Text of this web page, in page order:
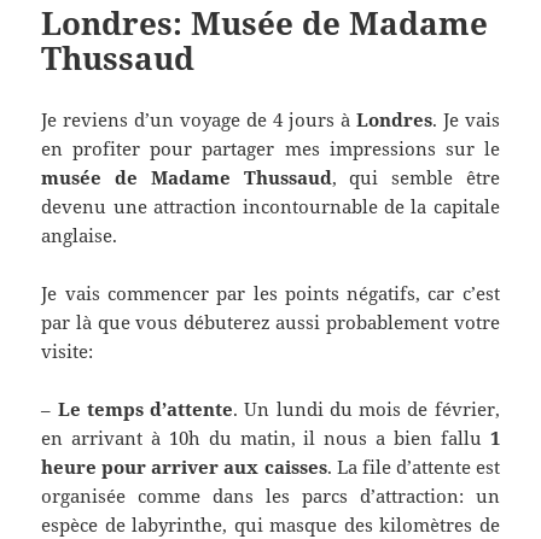
Londres: Musée de Madame
Thussaud
Je reviens d’un voyage de 4 jours à Londres. Je vais
en profiter pour partager mes impressions sur le
musée de Madame Thussaud, qui semble être
devenu une attraction incontournable de la capitale
anglaise.
Je vais commencer par les points négatifs, car c’est
par là que vous débuterez aussi probablement votre
visite:
– Le temps d’attente. Un lundi du mois de février,
en arrivant à 10h du matin, il nous a bien fallu 1
heure pour arriver aux caisses. La file d’attente est
organisée comme dans les parcs d’attraction: un
espèce de labyrinthe, qui masque des kilomètres de